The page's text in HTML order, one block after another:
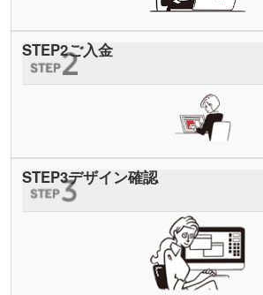
STEP2ご入金
STEP3デザイン確認